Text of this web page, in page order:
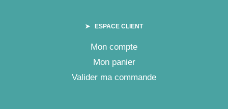
➤ ESPACE CLIENT
Mon compte
Mon panier
Valider ma commande